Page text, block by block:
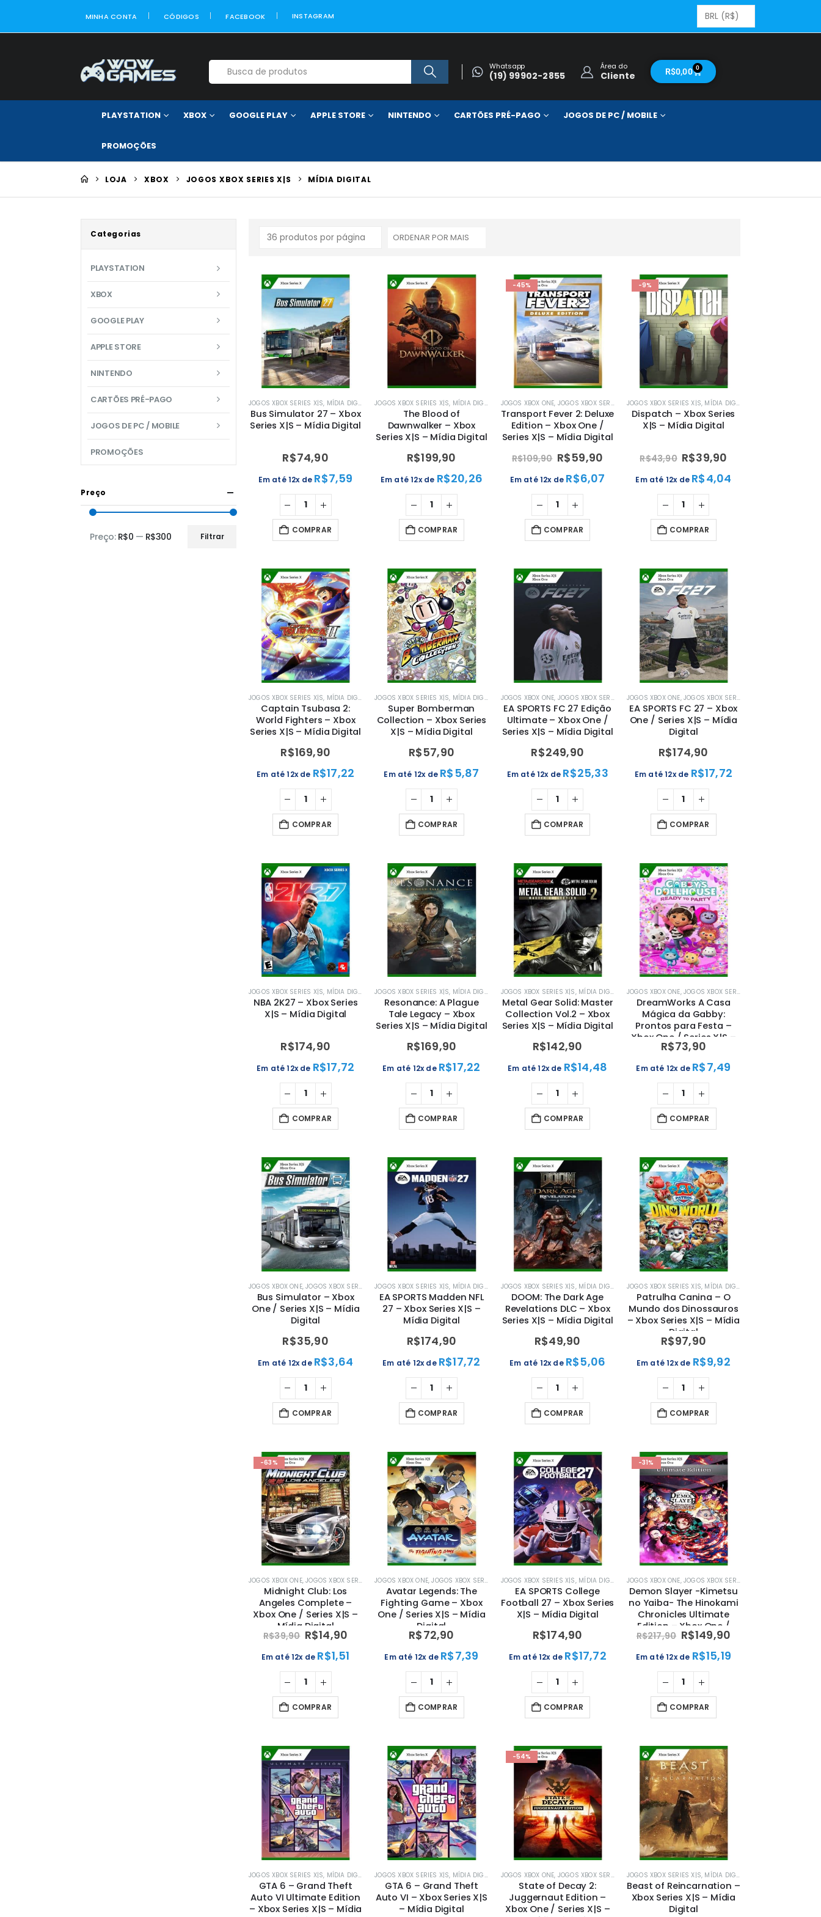
MINHA CONTA CÓDIGOS FACEBOOK INSTAGRAM
Whatsapp
(19) 99902-2855
Área do
Cliente R$0,00 0
PLAYSTATION XBOX GOOGLE PLAY APPLE STORE NINTENDO CARTÕES PRÉ-PAGO JOGOS DE PC / MOBILE
PROMOÇÕES
LOJA XBOX JOGOS XBOX SERIES X|S MÍDIA DIGITAL
JOGOS XBOX SERIES X|S, MÍDIA DIGITAL XBOX
Bus Simulator 27 – Xbox
Series X|S – Mídia Digital
R$74,90
Em até 12x de R$7,59
COMPRAR
JOGOS XBOX SERIES X|S, MÍDIA DIGITAL XBOX
The Blood of
Dawnwalker – Xbox
Series X|S – Mídia Digital
R$199,90
Em até 12x de R$20,26
COMPRAR
-45%
JOGOS XBOX ONE, JOGOS XBOX SERIES X|S ,MÍDIA DIGITAL ,MÍDIA DIGITAL,XBOX
Transport Fever 2: Deluxe
Edition – Xbox One /
Series X|S – Mídia Digital
R$109,90 R$59,90
Em até 12x de R$6,07
COMPRAR
-9%
JOGOS XBOX SERIES X|S, MÍDIA DIGITAL
Dispatch – Xbox Series
X|S – Mídia Digital
R$43,90 R$39,90
Em até 12x de R$4,04
COMPRAR
JOGOS XBOX SERIES X|S, MÍDIA DIGITAL XBOX
Captain Tsubasa 2:
World Fighters – Xbox
Series X|S – Mídia Digital
R$169,90
Em até 12x de R$17,22
COMPRAR
JOGOS XBOX SERIES X|S, MÍDIA DIGITAL XBOX
Super Bomberman
Collection – Xbox Series
X|S – Mídia Digital
R$57,90
Em até 12x de R$5,87
COMPRAR
JOGOS XBOX ONE, JOGOS XBOX SERIES X|S ,MÍDIA DIGITAL, MÍDIA DIGITAL,XBOX
EA SPORTS FC 27 Edição
Ultimate – Xbox One /
Series X|S – Mídia Digital
R$249,90
Em até 12x de R$25,33
COMPRAR
JOGOS XBOX ONE, JOGOS XBOX SERIES X|S
EA SPORTS FC 27 – Xbox
One / Series X|S – Mídia
Digital
R$174,90
Em até 12x de R$17,72
COMPRAR
JOGOS XBOX SERIES X|S, MÍDIA DIGITAL XBOX
NBA 2K27 – Xbox Series
X|S – Mídia Digital
R$174,90
Em até 12x de R$17,72
COMPRAR
JOGOS XBOX SERIES X|S, MÍDIA DIGITAL XBOX
Resonance: A Plague
Tale Legacy – Xbox
Series X|S – Mídia Digital
R$169,90
Em até 12x de R$17,22
COMPRAR
JOGOS XBOX SERIES X|S, MÍDIA DIGITAL XBOX
Metal Gear Solid: Master
Collection Vol.2 – Xbox
Series X|S – Mídia Digital
R$142,90
Em até 12x de R$14,48
COMPRAR
JOGOS XBOX ONE, JOGOS XBOX SERIES X|S
DreamWorks A Casa
Mágica da Gabby:
Prontos para Festa –
Xbox One / Series X|S –
Mídia Digital
R$73,90
Em até 12x de R$7,49
COMPRAR
JOGOS XBOX ONE,JOGOS XBOX SERIES X|S ,MÍDIA DIGITAL,MÍDIA DIGITAL,XBOX
Bus Simulator – Xbox
One / Series X|S – Mídia
Digital
R$35,90
Em até 12x de R$3,64
COMPRAR
JOGOS XBOX SERIES X|S, MÍDIA DIGITAL XBOX
EA SPORTS Madden NFL
27 – Xbox Series X|S –
Mídia Digital
R$174,90
Em até 12x de R$17,72
COMPRAR
JOGOS XBOX SERIES X|S, MÍDIA DIGITAL XBOX
DOOM: The Dark Age
Revelations DLC – Xbox
Series X|S – Mídia Digital
R$49,90
Em até 12x de R$5,06
COMPRAR
JOGOS XBOX SERIES X|S, MÍDIA DIGITAL
Patrulha Canina – O
Mundo dos Dinossauros
– Xbox Series X|S – Mídia
Digital
R$97,90
Em até 12x de R$9,92
COMPRAR
-63%
JOGOS XBOX ONE,JOGOS XBOX SERIES X|S ,MÍDIA DIGITAL, MÍDIA DIGITAL,XBOX
Midnight Club: Los
Angeles Complete –
Xbox One / Series X|S –
Mídia Digital
R$39,90 R$14,90
Em até 12x de R$1,51
COMPRAR
JOGOS XBOX ONE,JOGOS XBOX SERIES X|S ,MÍDIA DIGITAL,MÍDIA DIGITAL,XBOX
Avatar Legends: The
Fighting Game – Xbox
One / Series X|S – Mídia
Digital
R$72,90
Em até 12x de R$7,39
COMPRAR
JOGOS XBOX SERIES X|S, MÍDIA DIGITAL XBOX
EA SPORTS College
Football 27 – Xbox Series
X|S – Mídia Digital
R$174,90
Em até 12x de R$17,72
COMPRAR
-31%
JOGOS XBOX ONE, JOGOS XBOX SERIES X|S
Demon Slayer -Kimetsu
no Yaiba- The Hinokami
Chronicles Ultimate
Edition – Xbox One /
Series X|S – Mídia Digital
R$217,90 R$149,90
Em até 12x de R$15,19
COMPRAR
JOGOS XBOX SERIES X|S, MÍDIA DIGITAL XBOX
GTA 6 – Grand Theft
Auto VI Ultimate Edition
– Xbox Series X|S – Mídia
JOGOS XBOX SERIES X|S, MÍDIA DIGITAL XBOX
GTA 6 – Grand Theft
Auto VI – Xbox Series X|S
– Mídia Digital
-54%
JOGOS XBOX ONE, JOGOS XBOX SERIES X|S ,MÍDIA DIGITAL ,MÍDIA DIGITAL,XBOX
State of Decay 2:
Juggernaut Edition –
Xbox One / Series X|S –
JOGOS XBOX SERIES X|S, MÍDIA DIGITAL
Beast of Reincarnation –
Xbox Series X|S – Mídia
Digital
Categorias
PLAYSTATION
XBOX
GOOGLE PLAY
APPLE STORE
NINTENDO
CARTÕES PRÉ-PAGO
JOGOS DE PC / MOBILE
PROMOÇÕES
Preço
Filtrar
Preço: R$0 — R$300